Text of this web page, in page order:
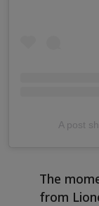
A post
The
from